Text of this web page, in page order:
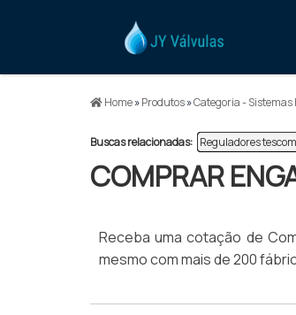
Home»Produtos»Categoria -
Buscas relacionadas: Reguladores
COMPRAR
Receba uma cotação de
mesmo com mais de 200